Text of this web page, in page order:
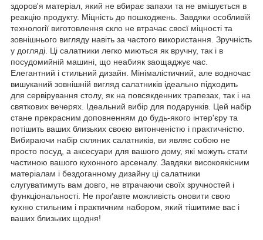
здоров'я матеріал, який не вбирає запахи та не вмішується в
реакцію продукту. Міцність до пошкоджень. Завдяки особливій
технології виготовлення скло не втрачає своєї міцності та
зовнішнього вигляду навіть за частого використання. Зручність
у догляді. Ці салатники легко миються як вручну, так і в
посудомийній машині, що неабияк заощаджує час.
Елегантний і стильний дизайн. Мінімалістичний, але водночас
вишуканий зовнішній вигляд салатників ідеально підходить
для сервірування столу, як на повсякденних трапезах, так і на
святкових вечерях. Ідеальний вибір для подарунків. Цей набір
стане прекрасним доповненням до будь-якого інтер'єру та
потішить ваших близьких своєю витонченістю і практичністю.
Вибираючи набір скляних салатників, ви являє собою не
просто посуд, а аксесуари для вашого дому, які можуть стати
частиною вашого кухонного арсеналу. Завдяки високоякісним
матеріалам і бездоганному дизайну ці салатники
слугуватимуть вам довго, не втрачаючи своїх зручностей і
функціональності. Не проґавте можливість оновити свою
кухню стильним і практичним набором, який тішитиме вас і
ваших близьких щодня!